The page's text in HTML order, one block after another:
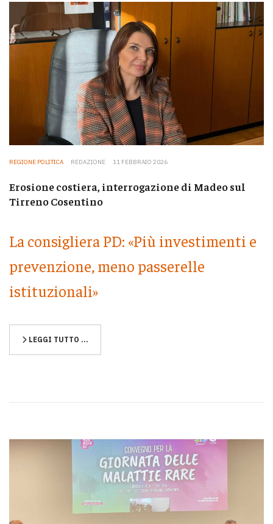
REGIONE POLITICA REDAZIONE 11 FEBBRAIO 2026
Erosione costiera, interrogazione di Madeo sul
Tirreno Cosentino
La consigliera PD: «Più investimenti e
prevenzione, meno passerelle
istituzionali»
LEGGI TUTTO …